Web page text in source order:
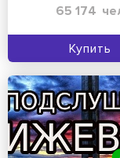
65 174
Купить